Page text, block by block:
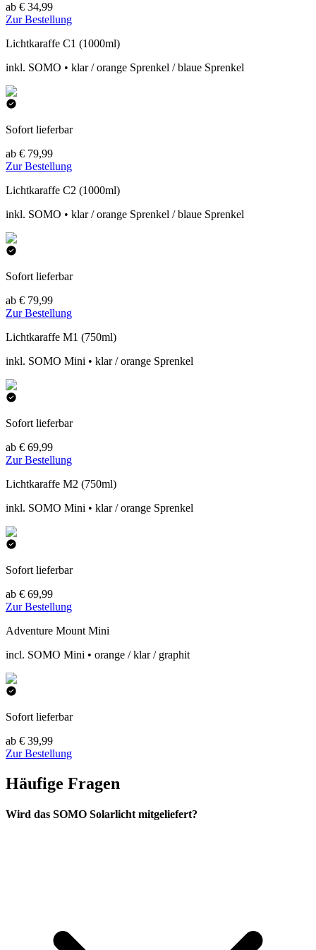
ab € 34,99
Zur Bestellung
Lichtkaraffe C1 (1000ml)
inkl. SOMO • klar / orange Sprenkel / blaue Sprenkel
Sofort lieferbar
ab € 79,99
Zur Bestellung
Lichtkaraffe C2 (1000ml)
inkl. SOMO • klar / orange Sprenkel / blaue Sprenkel
Sofort lieferbar
ab € 79,99
Zur Bestellung
Lichtkaraffe M1 (750ml)
inkl. SOMO Mini • klar / orange Sprenkel
Sofort lieferbar
ab € 69,99
Zur Bestellung
Lichtkaraffe M2 (750ml)
inkl. SOMO Mini • klar / orange Sprenkel
Sofort lieferbar
ab € 69,99
Zur Bestellung
Adventure Mount Mini
incl. SOMO Mini • orange / klar / graphit
Sofort lieferbar
ab € 39,99
Zur Bestellung
Häufige Fragen
Wird das SOMO Solarlicht mitgeliefert?